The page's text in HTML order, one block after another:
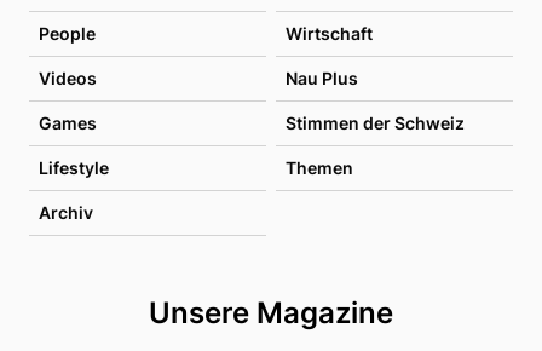
People Wirtschaft
Videos Nau Plus
Games Stimmen der Schweiz
Lifestyle Themen
Archiv
Unsere Magazine